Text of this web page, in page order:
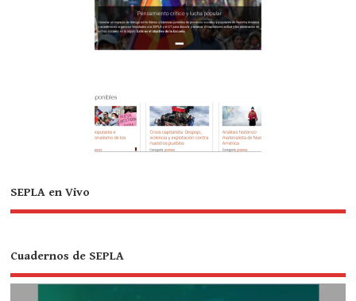
SEPLA en Vivo
Cuadernos de SEPLA